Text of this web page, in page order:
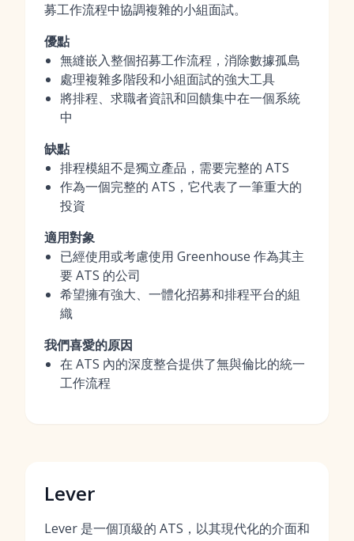
募工作流程中協調複雜的小組面試。
優點
無縫嵌入整個招募工作流程，消除數據孤島
處理複雜多階段和小組面試的強大工具
將排程、求職者資訊和回饋集中在一個系統
中
缺點
排程模組不是獨立產品，需要完整的 ATS
作為一個完整的 ATS，它代表了一筆重大的
投資
適用對象
已經使用或考慮使用 Greenhouse 作為其主
要 ATS 的公司
希望擁有強大、一體化招募和排程平台的組
織
我們喜愛的原因
在 ATS 內的深度整合提供了無與倫比的統一
工作流程
Lever
Lever 是一個頂級的 ATS，以其現代化的介面和